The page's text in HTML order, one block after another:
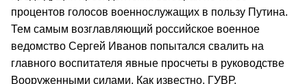
процентов голосов военнослужащих в пользу Путина.
Тем самым возглавляющий российское военное
ведомство Сергей Иванов попытался свалить на
главного воспитателя явные просчеты в руководстве
Вооруженными силами. Как известно, ГУВР,